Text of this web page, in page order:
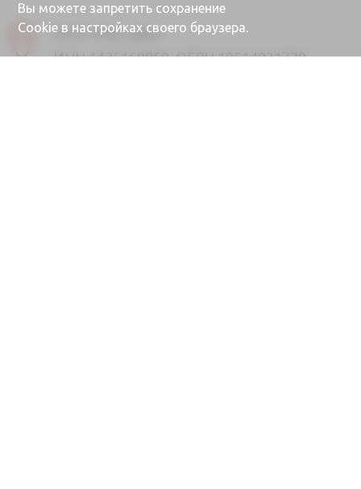
ООО «Ректайм»
ИНН 1435160869, ОГРН 10514021730
Вы можете запретить сохранение
Cookie в настройках своего браузера.